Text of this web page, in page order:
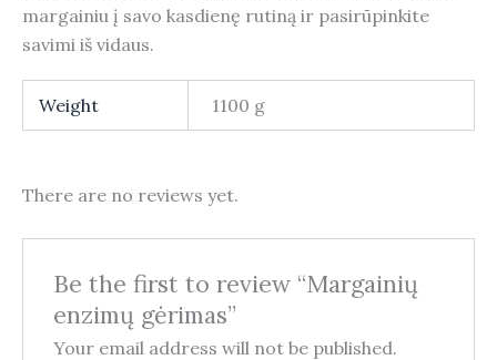
margainiu į savo kasdienę rutiną ir pasirūpinkite
savimi iš vidaus.
Weight 1100 g
There are no reviews yet.
Be the first to review “Margainių
enzimų gėrimas”
Your email address will not be published.